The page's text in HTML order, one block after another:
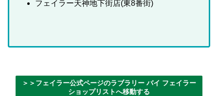
フェイラー天神地下街店(東8番街)
＞＞フェイラー公式ページのラブラリー バイ フェイラー
ショップリストへ移動する